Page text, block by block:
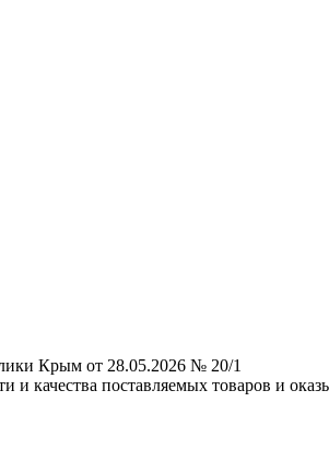
Крым от 28.05.2026 № 20/1
и качества поставляемых товаров и